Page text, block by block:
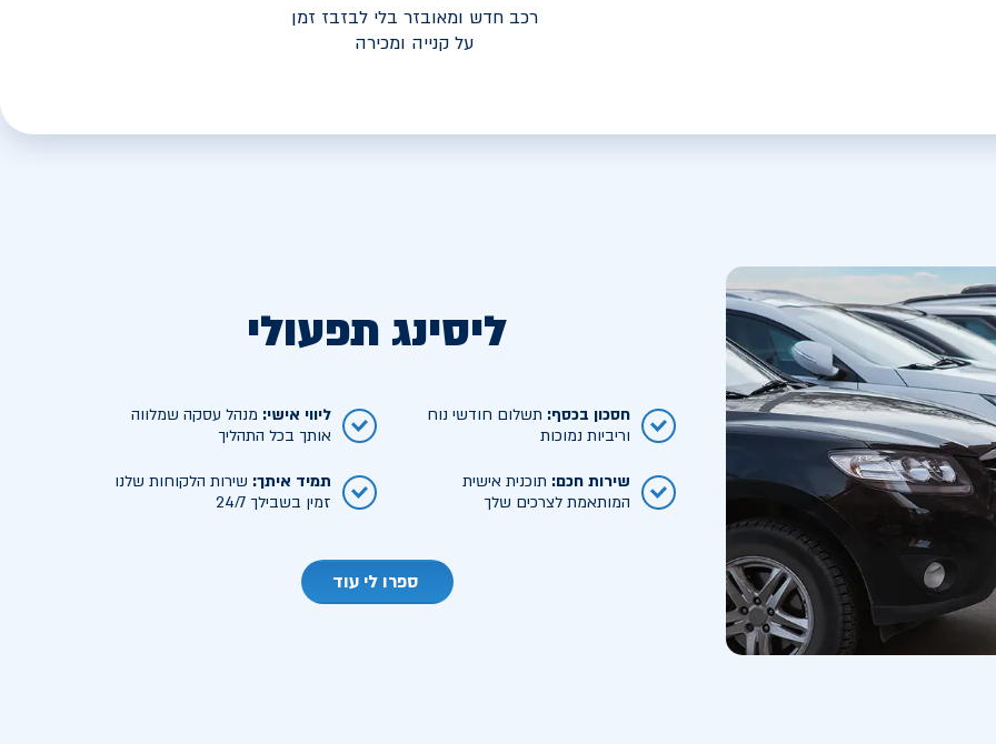
רכב חדש ומאובזר בלי לבזבז זמן
על קנייה ומכירה
ליסינג תפעולי
חסכון בכסף: תשלום חודשי נוח
וריביות נמוכות
ליווי אישי: מנהל עסקה שמלווה
אותך בכל התהליך
שירות חכם: תוכנית אישית
המותאמת לצרכים שלך
תמיד איתך: שירות הלקוחות שלנו
זמין בשבילך 24/7
ספרו לי עוד